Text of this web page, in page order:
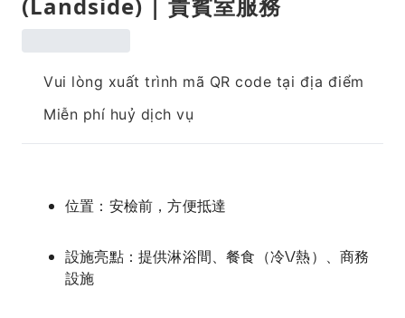
Vui lòng xuất trình mã QR code tại địa điểm
Miễn phí huỷ dịch vụ
位置：安檢前，方便抵達
設施亮點：提供淋浴間、餐食（冷\/熱）、商務
設施